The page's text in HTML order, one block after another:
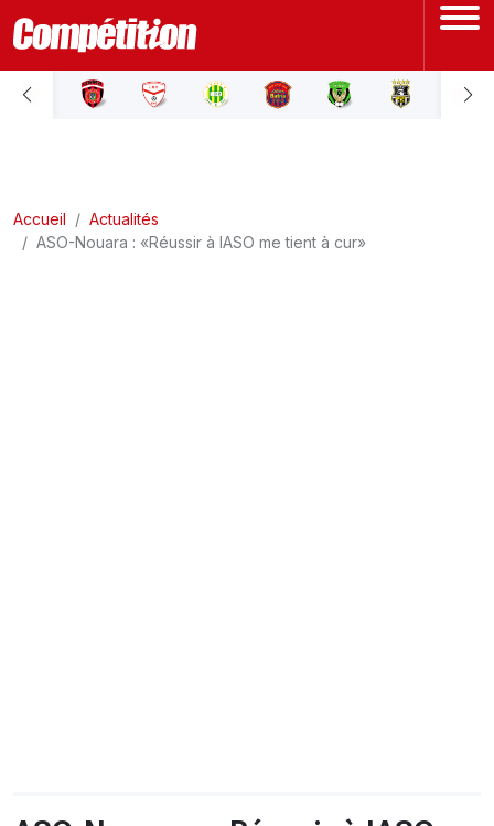
ACCUEIL
LIGUE 2
Accueil
Actualités
ASO-Nouara : «Réussir à lASO me tient à cur»